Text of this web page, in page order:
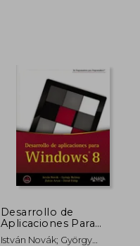
Desarrollo de
Aplicaciones Para
Windows 8
István Novák; György